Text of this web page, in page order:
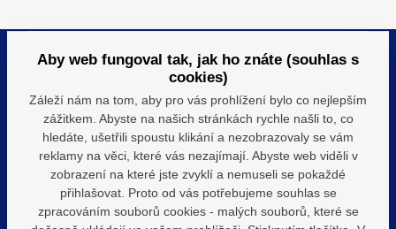
Kontaktujte nás pro více informací
Jsme zde pro vás, ať už máte dotazy o expozicích
nebo potřebujete další informace.
info@muzeumbroumovska.cz
+420 491 522 185
út-ne: 8.30 - 16.30 hod
Aby web fungoval tak, jak ho znáte (souhlas s
cookies)
Záleží nám na tom, aby pro vás prohlížení bylo co nejlepším
zážitkem. Abyste na našich stránkách rychle našli to, co
hledáte, ušetřili spoustu klikání a nezobrazovaly se vám
reklamy na věci, které vás nezajímají. Abyste web viděli v
zobrazení na které jste zvyklí a nemuseli se pokaždé
přihlašovat. Proto od vás potřebujeme souhlas se
zpracováním souborů cookies - malých souborů, které se